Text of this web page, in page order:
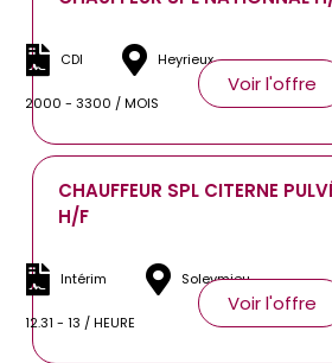
CDI Heyrieux
2000 - 3300 / MOIS
Voir l'offre
CHAUFFEUR SPL CITERNE
H/F
Intérim Soleymieu
12.31 - 13 / HEURE
Voir l'offre